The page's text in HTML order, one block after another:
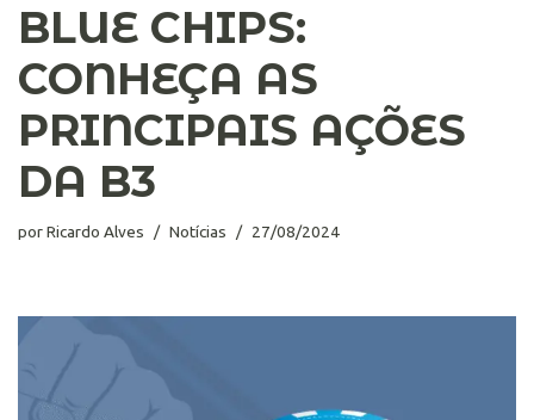
BLUE CHIPS:
CONHEÇA AS
PRINCIPAIS AÇÕES
DA B3
porRicardo Alves Notícias 27/08/2024